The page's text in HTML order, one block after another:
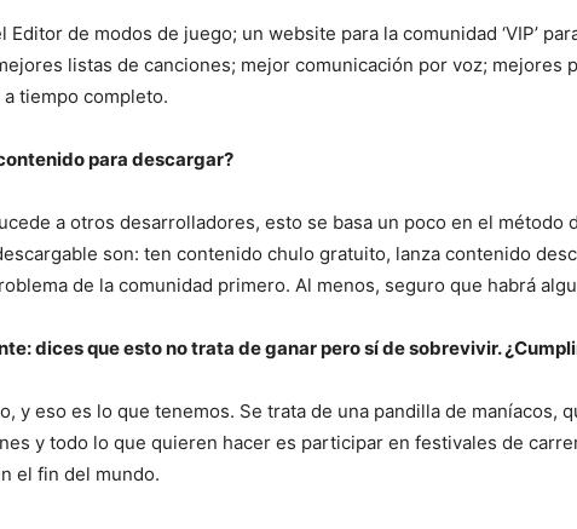
Editor de modos de juego; un website para la comunidad ‘VIP’
listas de canciones; mejor comunicación por voz; mejores
tiempo completo.
para descargar?
a otros desarrolladores, esto se basa un poco en el
son: ten contenido chulo gratuito, lanza contenido
de la comunidad primero. Al menos, seguro que habrá
dices que esto no trata de ganar pero sí de sobrevivir.
y eso es lo que tenemos. Se trata de una pandilla de maníacos,
y todo lo que quieren hacer es participar en festivales de
el fin del mundo.